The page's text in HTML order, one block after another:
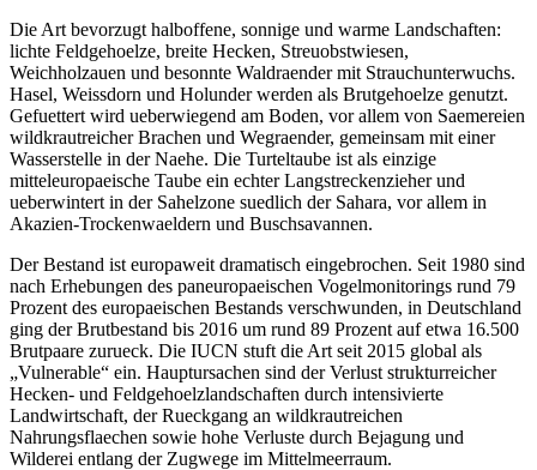
Die Art bevorzugt halboffene, sonnige und warme Landschaften:
lichte Feldgehoelze, breite Hecken, Streuobstwiesen,
Weichholzauen und besonnte Waldraender mit Strauchunterwuchs.
Hasel, Weissdorn und Holunder werden als Brutgehoelze genutzt.
Gefuettert wird ueberwiegend am Boden, vor allem von Saemereien
wildkrautreicher Brachen und Wegraender, gemeinsam mit einer
Wasserstelle in der Naehe. Die Turteltaube ist als einzige
mitteleuropaeische Taube ein echter Langstreckenzieher und
ueberwintert in der Sahelzone suedlich der Sahara, vor allem in
Akazien-Trockenwaeldern und Buschsavannen.
Der Bestand ist europaweit dramatisch eingebrochen. Seit 1980 sind
nach Erhebungen des paneuropaeischen Vogelmonitorings rund 79
Prozent des europaeischen Bestands verschwunden, in Deutschland
ging der Brutbestand bis 2016 um rund 89 Prozent auf etwa 16.500
Brutpaare zurueck. Die IUCN stuft die Art seit 2015 global als
„Vulnerable“ ein. Hauptursachen sind der Verlust strukturreicher
Hecken- und Feldgehoelzlandschaften durch intensivierte
Landwirtschaft, der Rueckgang an wildkrautreichen
Nahrungsflaechen sowie hohe Verluste durch Bejagung und
Wilderei entlang der Zugwege im Mittelmeerraum.